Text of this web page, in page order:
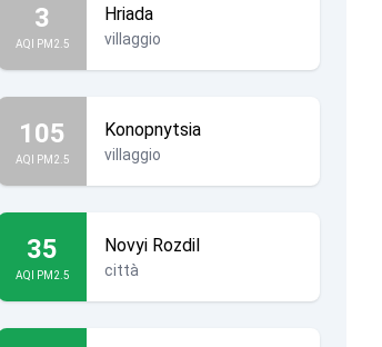
3
AQI PM2.5
Hriada
villaggio
105
AQI PM2.5
Konopnytsia
villaggio
35
AQI PM2.5
Novyi Rozdil
città